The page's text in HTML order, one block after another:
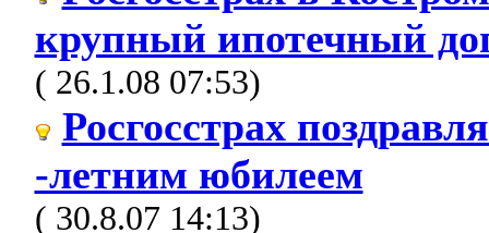
крупный ипотечный
( 26.1.08 07:53)
Росгосстрах
-летним юбилеем
( 30.8.07 14:13)